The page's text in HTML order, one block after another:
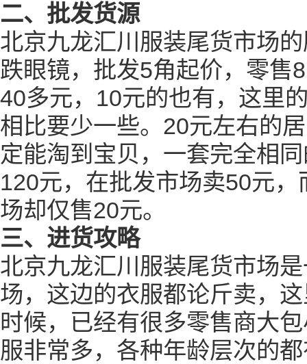
二、批发货源
北京九龙汇川服装尾货市场
跌眼镜，批发5角起价，零售
40多元，10元的也有，这里
相比要少一些。20元左右的
定能淘到宝贝，一套完全相
120元，在批发市场卖50元
场却仅售20元。
三、进货攻略
北京九龙汇川服装尾货市场
场，这边的衣服都论斤卖，
时候，已经有很多零售商大
服非常多，各种年龄层次的